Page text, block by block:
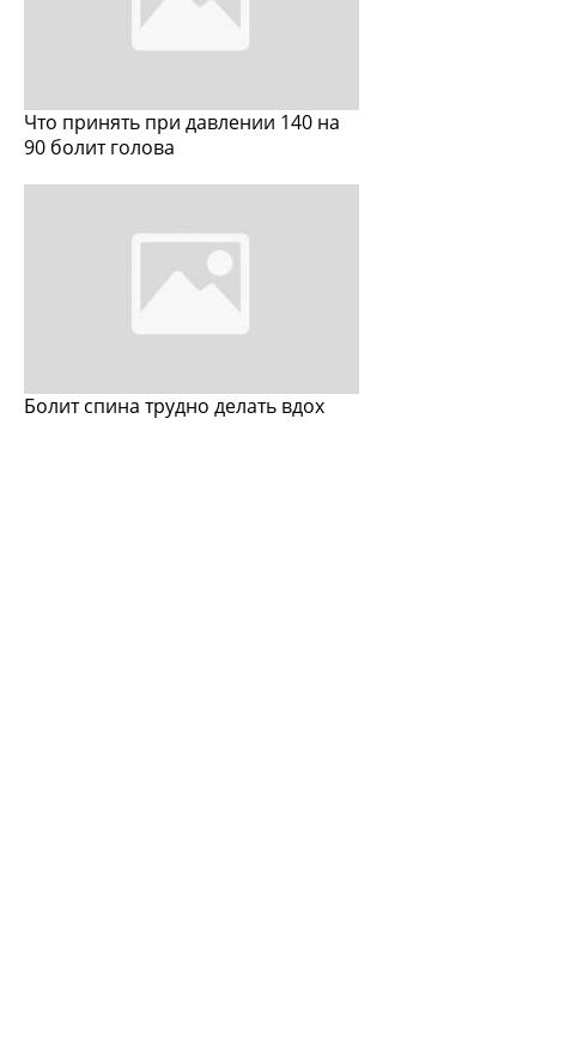
Что принять при давлении 140 на
90 болит голова
Болит спина трудно делать вдох